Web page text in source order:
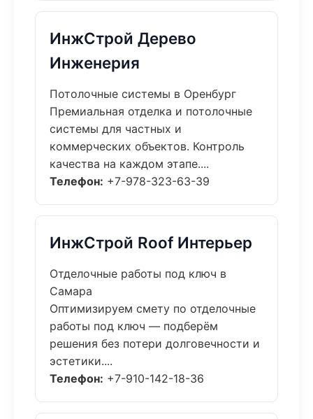
ИнжСтрой Дерево
Инженерия
Потолочные системы в Оренбург
Премиальная отделка и потолочные
системы для частных и
коммерческих объектов. Контроль
качества на каждом этапе....
Телефон: +7-978-323-63-39
ИнжСтрой Roof Интерьер
Отделочные работы под ключ в
Самара
Оптимизируем смету по отделочные
работы под ключ — подберём
решения без потери долговечности и
эстетики....
Телефон: +7-910-142-18-36